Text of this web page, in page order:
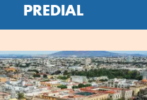
PREDIAL